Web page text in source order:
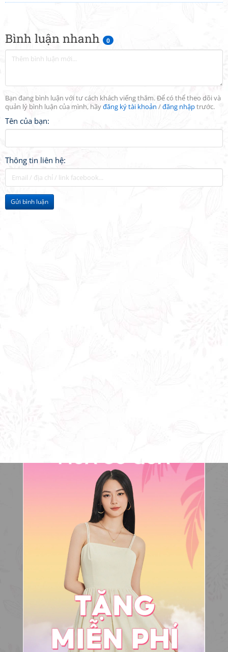
Bình luận nhanh 0
Bạn đang bình luận với tư cách khách viếng thăm. Để có thể theo dõi và
quản lý bình luận của mình, hãyđăng ký tài khoản /đăng nhậptrước.
Tên của bạn:
Thông tin liên hệ:
Gửi bình luận